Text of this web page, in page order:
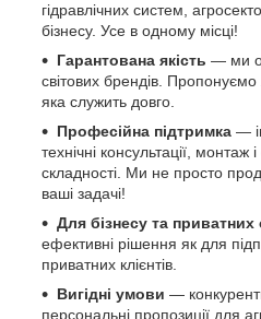
гідравлічних систем,
бізнесу. Усе в одному місці!
Гарантована якість — ми
світових брендів.
яка служить довго.
Професійна підтримка —
технічні консультації, монтаж
складності. Ми не просто
ваші задачі!
Для бізнесу та приватних
ефективні рішення як для
приватних клієнтів.
Вигідні умови —
персональні пропозиції для